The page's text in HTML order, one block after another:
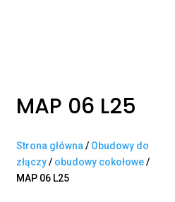
MAP 06 L25
Strona główna / Obudowy do
złączy/ obudowy cokołowe/
MAP 06 L25